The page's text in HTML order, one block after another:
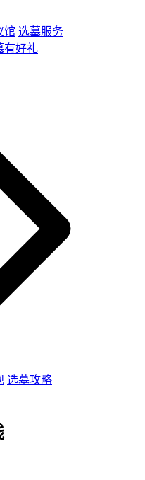
馆 选墓服务
有好礼
选墓攻略